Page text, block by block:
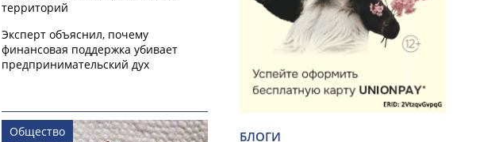
территорий
Эксперт объяснил, почему
финансовая поддержка убивает
предпринимательский дух
Общество БЛОГИ